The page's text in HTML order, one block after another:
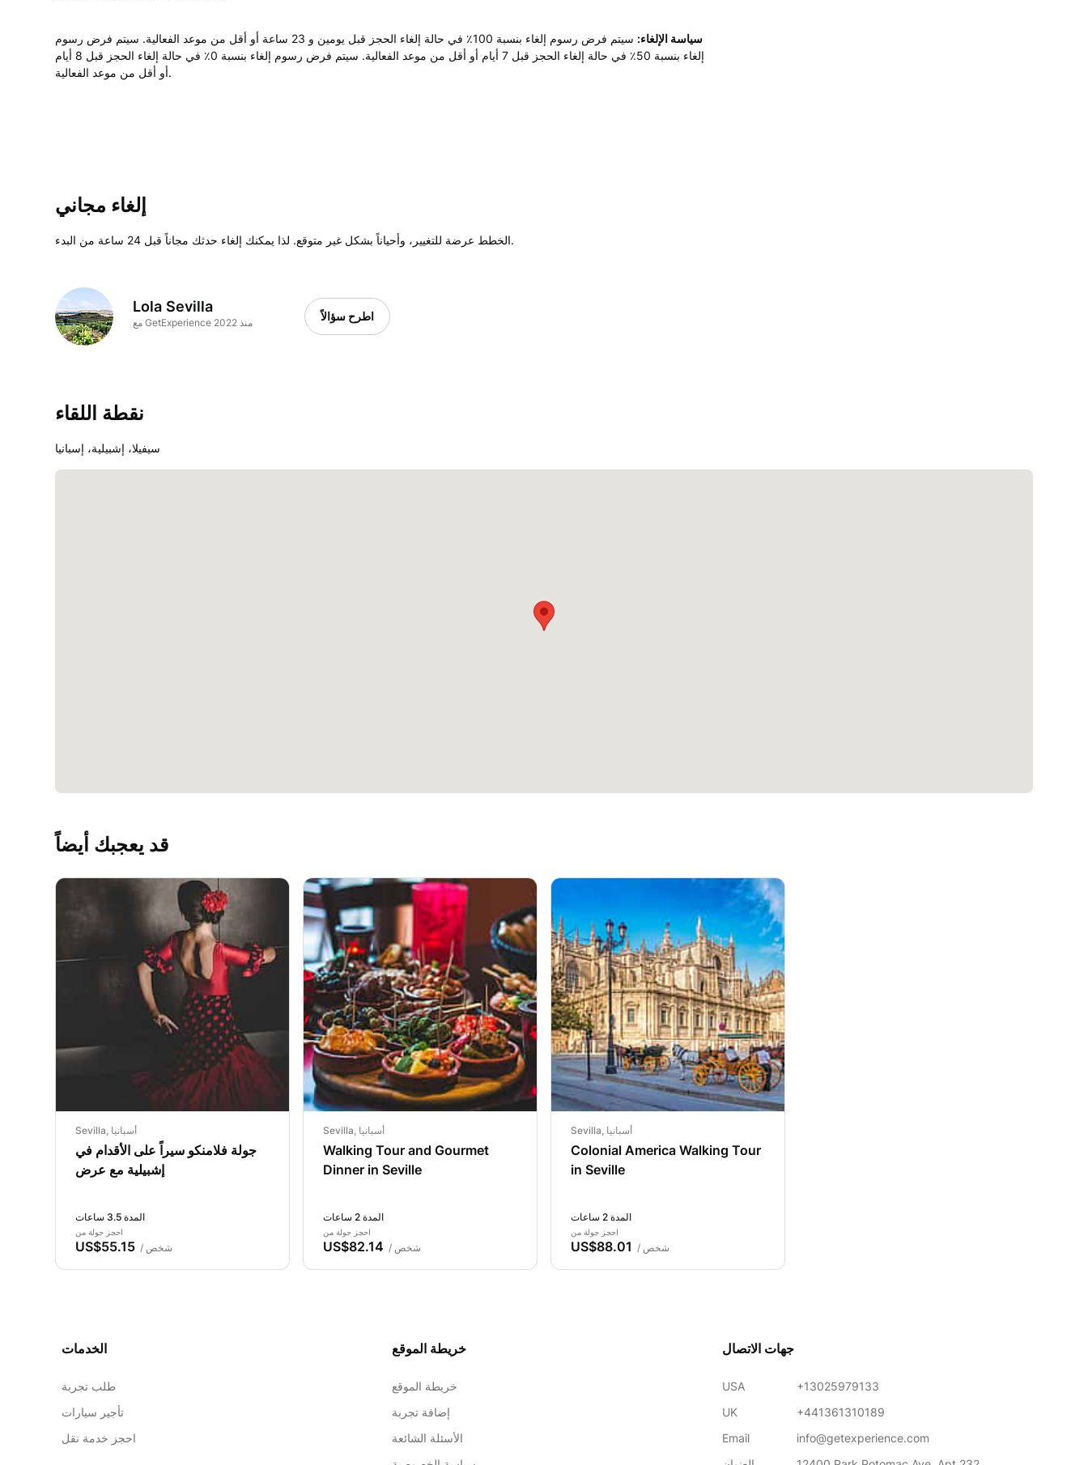
سياسة الإلغاء:
سيتم فرض رسوم إلغاء بنسبة 100٪ في حالة إلغاء الحجز قبل يومين و 23 ساعة أو أقل من موعد الفعالية. سيتم فرض رسوم
إلغاء بنسبة 50٪ في حالة إلغاء الحجز قبل 7 أيام أو أقل من موعد الفعالية. سيتم فرض رسوم إلغاء بنسبة 0٪ في حالة إلغاء الحجز قبل 8 أيام
أو أقل من موعد الفعالية.
إلغاء مجاني
الخطط عرضة للتغيير، وأحياناً بشكل غير متوقع. لذا يمكنك إلغاء حدثك مجاناً قبل 24 ساعة من البدء.
Lola Sevilla
مع GetExperience منذ 2022 اطرح سؤالاً
نقطة اللقاء
سيفيلا، إشبيلية، إسبانيا
قد يعجبك أيضاً
Sevilla, أسبانيا
جولة فلامنكو سيراً على الأقدام في
إشبيلية مع عرض
المدة 3.5 ساعات
احجز جولة من
US$55.15 / شخص
Sevilla, أسبانيا
Walking Tour and Gourmet
Dinner in Seville
المدة 2 ساعات
احجز جولة من
US$82.14 / شخص
Sevilla, أسبانيا
Colonial America Walking Tour
in Seville
المدة 2 ساعات
احجز جولة من
US$88.01 / شخص
الخدمات
طلب تجربة
تأجير سيارات
احجز خدمة نقل
خريطة الموقع
خريطة الموقع
إضافة تجربة
الأسئلة الشائعة
جهات الاتصال
USA
+13025979133
UK
+441361310189
Email
info@getexperience.com